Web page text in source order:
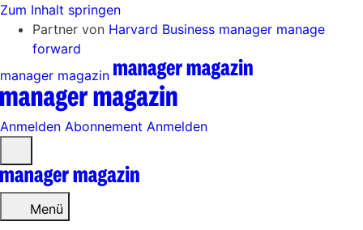
Zum Inhalt springen
Partner von Harvard Business manager manage
forward
manager magazin
Anmelden Abonnement Anmelden
öffnen
Menü